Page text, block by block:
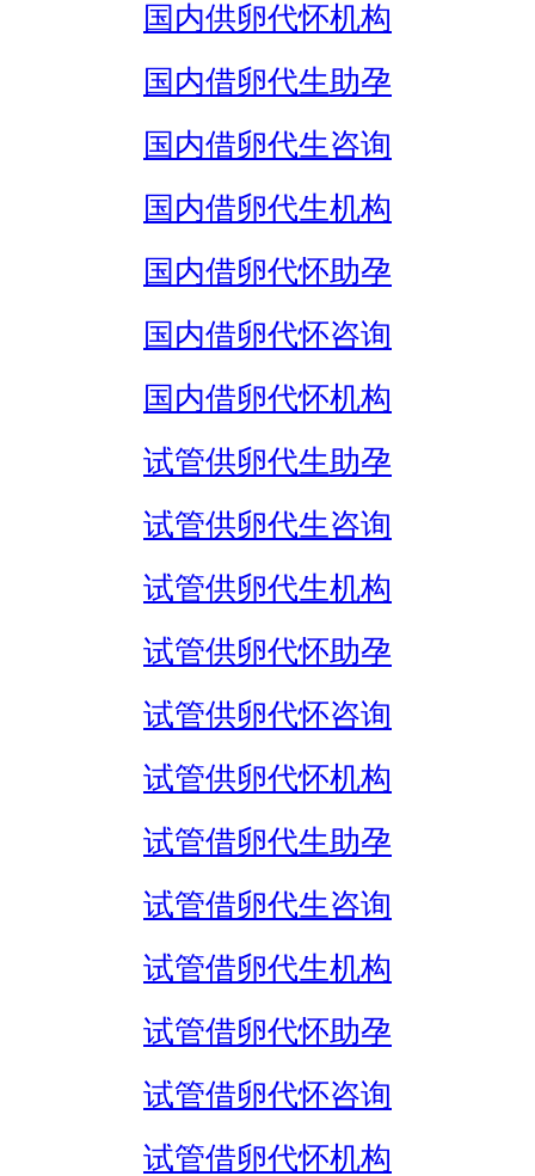
国内供卵代怀机构
国内借卵代生助孕
国内借卵代生咨询
国内借卵代生机构
国内借卵代怀助孕
国内借卵代怀咨询
国内借卵代怀机构
试管供卵代生助孕
试管供卵代生咨询
试管供卵代生机构
试管供卵代怀助孕
试管供卵代怀咨询
试管供卵代怀机构
试管借卵代生助孕
试管借卵代生咨询
试管借卵代生机构
试管借卵代怀助孕
试管借卵代怀咨询
试管借卵代怀机构